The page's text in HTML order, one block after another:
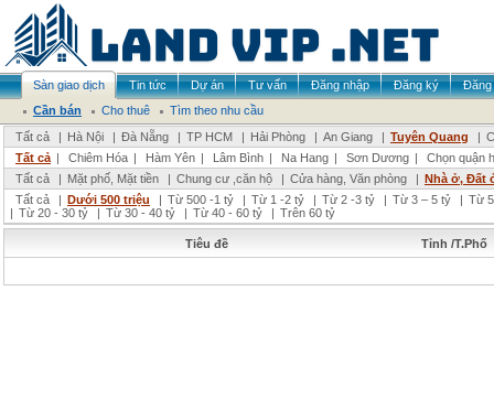
Sàn giao dịch Tin tức Dự án Tư vấn Đăng nhập Đăng ký
Đăng
Cần bán
Cho thuê
Tìm theo nhu cầu
Tất cả
| Hà Nội | Đà Nẵng | TP HCM | Hải Phòng | An Giang | Tuyên Quang |
Tất cả | Chiêm Hóa | Hàm Yên | Lâm Bình | Na Hang | Sơn Dương |
Chọn quận
Tất cả
| Mặt phố, Mặt tiền | Chung cư ,căn hộ | Cửa hàng, Văn phòng | Nhà ở, Đất
Tất cả
| Dưới 500 triệu | Từ 500 -1 tỷ | Từ 1 -2 tỷ | Từ 2 -3 tỷ | Từ 3 – 5 tỷ | Từ
| Từ 20 - 30 tỷ | Từ 30 - 40 tỷ | Từ 40 - 60 tỷ | Trên 60 tỷ
Tiêu đề Tỉnh /T.Phố